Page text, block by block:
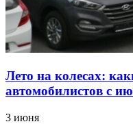
Лето на колесах:
автомобилистов с
3 июня